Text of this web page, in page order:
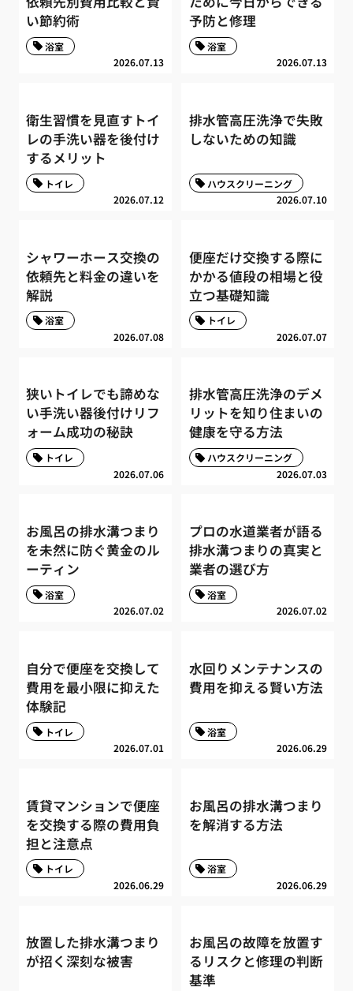
い節約術
2026.07.13
浴室
予防と修理
2026.07.13
浴室
衛生習慣を見直すトイ
レの手洗い器を後付け
するメリット
2026.07.12
トイレ
排水管高圧洗浄で失敗
しないための知識
2026.07.10
ハウスクリーニング
シャワーホース交換の
依頼先と料金の違いを
解説
2026.07.08
浴室
便座だけ交換する際に
かかる値段の相場と役
立つ基礎知識
2026.07.07
トイレ
狭いトイレでも諦めな
い手洗い器後付けリフ
ォーム成功の秘訣
2026.07.06
トイレ
排水管高圧洗浄のデメ
リットを知り住まいの
健康を守る方法
2026.07.03
ハウスクリーニング
お風呂の排水溝つまり
を未然に防ぐ黄金のル
ーティン
2026.07.02
浴室
プロの水道業者が語る
排水溝つまりの真実と
業者の選び方
2026.07.02
浴室
自分で便座を交換して
費用を最小限に抑えた
体験記
2026.07.01
トイレ
水回りメンテナンスの
費用を抑える賢い方法
2026.06.29
浴室
賃貸マンションで便座
を交換する際の費用負
担と注意点
2026.06.29
トイレ
お風呂の排水溝つまり
を解消する方法
2026.06.29
浴室
放置した排水溝つまり
が招く深刻な被害
お風呂の故障を放置す
るリスクと修理の判断
基準